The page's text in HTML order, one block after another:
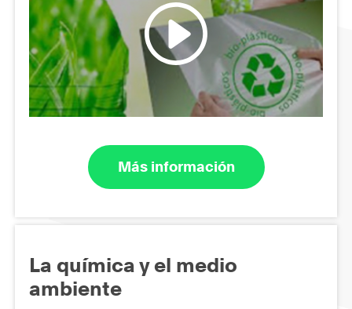
Más información
La química y el medio
ambiente